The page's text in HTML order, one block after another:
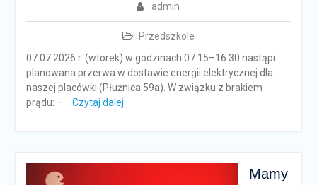
admin
Przedszkole
07.07.2026 r. (wtorek) w godzinach 07:15–16:30 nastąpi
planowana przerwa w dostawie energii elektrycznej dla
naszej placówki (Płużnica 59a). W związku z brakiem
prądu: –
Czytaj dalej
Mamy